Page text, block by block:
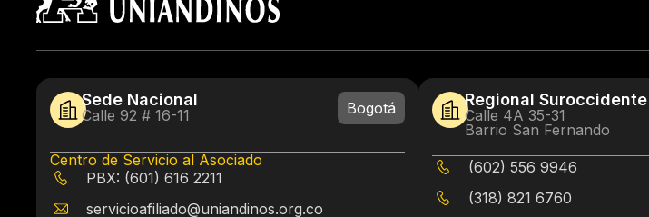
Sede Nacional
Calle 92 # 16-11 Bogotá
Centro de Servicio al Asociado
PBX: (601) 616 2211
servicioafiliado@uniandinos.org.co
Regional Suroccidente
Calle 4A 35-31
Barrio San Fernando
(602) 556 9946
(318) 821 6760